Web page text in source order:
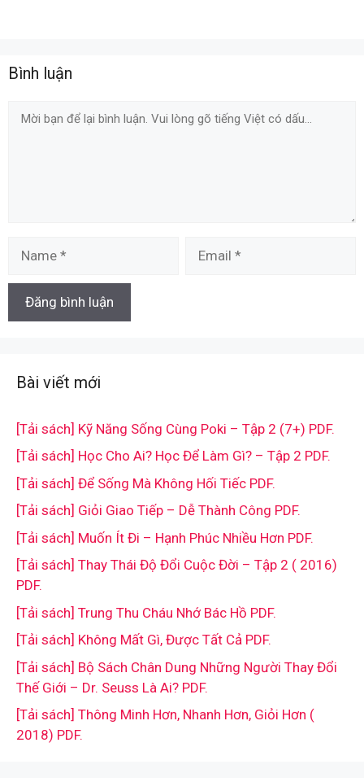
Bình luận
Comment
Bài viết mới
[Tải sách] Kỹ Năng Sống Cùng Poki – Tập 2 (7+) PDF.
[Tải sách] Học Cho Ai? Học Để Làm Gì? – Tập 2 PDF.
[Tải sách] Để Sống Mà Không Hối Tiếc PDF.
[Tải sách] Giỏi Giao Tiếp – Dễ Thành Công PDF.
[Tải sách] Muốn Ít Đi – Hạnh Phúc Nhiều Hơn PDF.
[Tải sách] Thay Thái Độ Đổi Cuộc Đời – Tập 2 ( 2016)
PDF.
[Tải sách] Trung Thu Cháu Nhớ Bác Hồ PDF.
[Tải sách] Không Mất Gì, Được Tất Cả PDF.
[Tải sách] Bộ Sách Chân Dung Những Người Thay Đổi
Thế Giới – Dr. Seuss Là Ai? PDF.
[Tải sách] Thông Minh Hơn, Nhanh Hơn, Giỏi Hơn (
2018) PDF.